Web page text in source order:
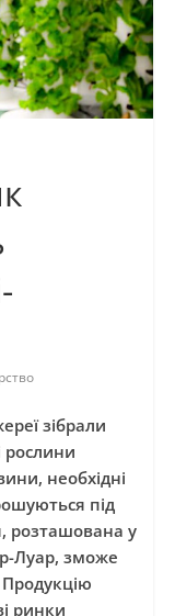
зібрали
необхідні
під
розташована у
Луар, зможе
ринки